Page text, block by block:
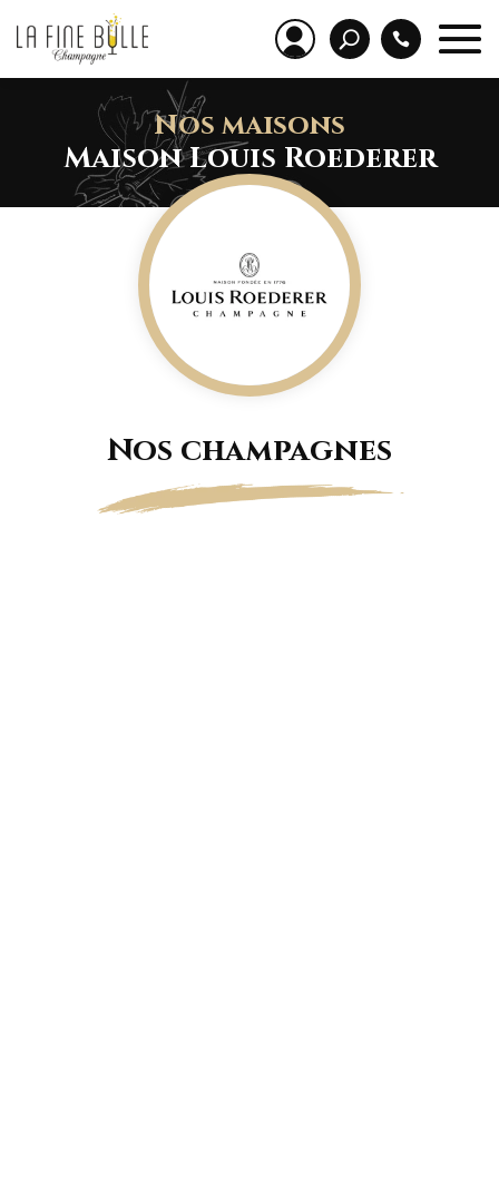
Nos maisons
Maison Louis Roederer
Nos champagnes